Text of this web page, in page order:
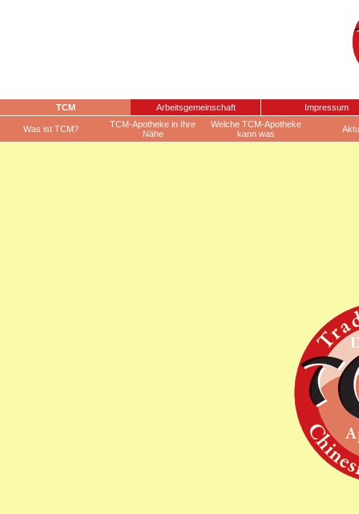
TCM Arbeitsgemeinschaft Impressum
Was ist TCM?
TCM-Apotheke in Ihre
Nähe
Welche TCM-Apotheke
kann was